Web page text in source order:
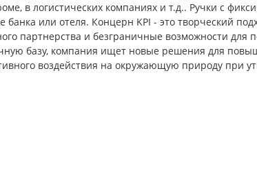
в логистических компаниях и т.д.. Ручки с
банка или отеля. Концерн KPI - это творческий
партнерства и безграничные возможности для
базу, компания ищет новые решения для
воздействия на окружающую природу при